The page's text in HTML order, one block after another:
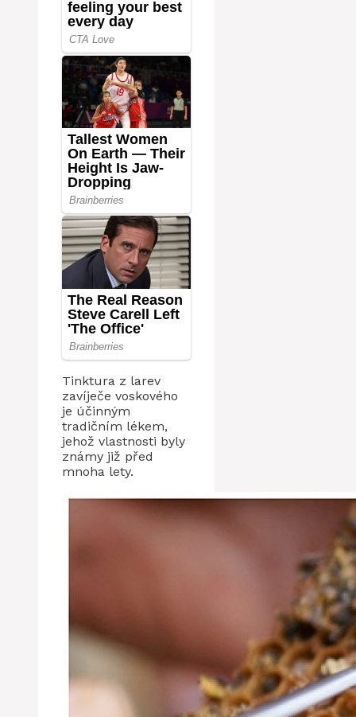
Tinktura z larev
zavíječe voskového
je účinným
tradičním lékem,
jehož vlastnosti byly
známy již před
mnoha lety.